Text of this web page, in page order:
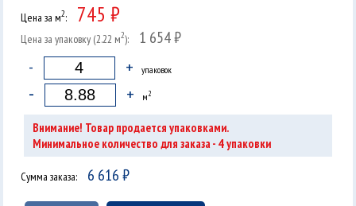
Цена за м2: 745 ₽
Цена за упаковку (2.22 м2): 1 654 ₽
- + упаковок
- + м2
Внимание! Товар продается упаковками.
Минимальное количество для заказа - 4упаковки
Сумма заказа: 6 616₽